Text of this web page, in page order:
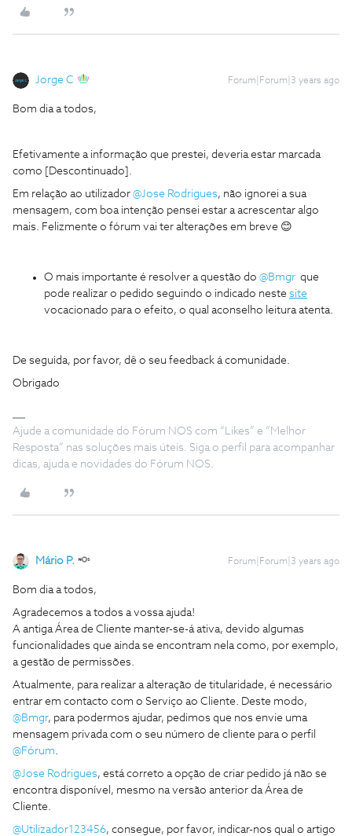
Jorge C Forum|Forum|3 years ago
Bom dia a todos,
Efetivamente a informação que prestei, deveria estar marcada
como [Descontinuado].
Em relação ao utilizador @Jose Rodrigues, não ignorei a sua
mensagem, com boa intenção pensei estar a acrescentar algo
mais. Felizmente o fórum vai ter alterações em breve 😊
O mais importante é resolver a questão do @Bmgr que
pode realizar o pedido seguindo o indicado neste site
vocacionado para o efeito, o qual aconselho leitura atenta.
De seguida, por favor, dê o seu feedback á comunidade.
Obrigado
Ajude a comunidade do Fórum NOS com “Likes” e “Melhor
Resposta” nas soluções mais úteis. Siga o perfil para acompanhar
dicas, ajuda e novidades do Fórum NOS.
Mário P. Forum|Forum|3 years ago
Bom dia a todos,
Agradecemos a todos a vossa ajuda!
A antiga Área de Cliente manter-se-á ativa, devido algumas
funcionalidades que ainda se encontram nela como, por exemplo,
a gestão de permissões.
Atualmente, para realizar a alteração de titularidade, é necessário
entrar em contacto com o Serviço ao Cliente. Deste modo,
@Bmgr, para podermos ajudar, pedimos que nos envie uma
mensagem privada com o seu número de cliente para o perfil
@Fórum.
@Jose Rodrigues, está correto a opção de criar pedido já não se
encontra disponível, mesmo na versão anterior da Área de
Cliente.
@Utilizador123456, consegue, por favor, indicar-nos qual o artigo